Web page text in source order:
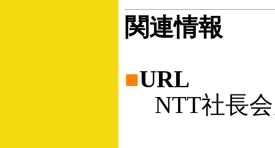
関連情報
■URL
NTT社長